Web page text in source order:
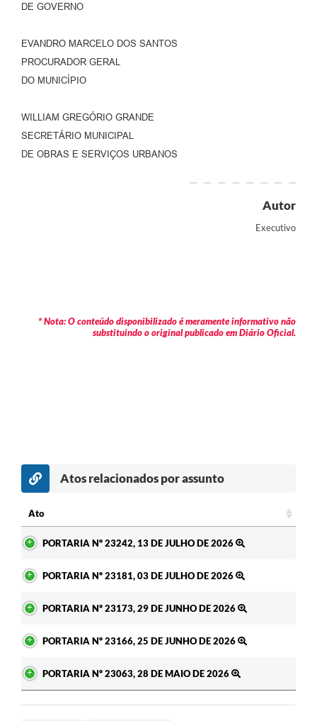
DE GOVERNO
EVANDRO MARCELO DOS SANTOS
PROCURADOR GERAL
DO MUNICÍPIO
WILLIAM GREGÓRIO GRANDE
SECRETÁRIO MUNICIPAL
DE OBRAS E SERVIÇOS URBANOS
Autor
Executivo
* Nota: O conteúdo disponibilizado é meramente informativo não
substituindo o original publicado em Diário Oficial.
Atos relacionados por assunto
Ato
PORTARIA Nº 23242, 13 DE JULHO DE 2026
PORTARIA Nº 23181, 03 DE JULHO DE 2026
PORTARIA Nº 23173, 29 DE JUNHO DE 2026
PORTARIA Nº 23166, 25 DE JUNHO DE 2026
PORTARIA Nº 23063, 28 DE MAIO DE 2026